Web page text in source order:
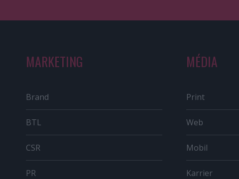
MARKETING
Brand
BTL
CSR
PR
MÉDIA
Print
Web
Mobil
Karrier